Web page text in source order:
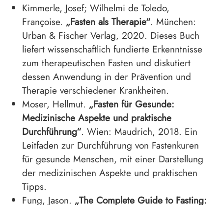
Kimmerle, Josef; Wilhelmi de Toledo,
Françoise. „Fasten als Therapie“. München:
Urban & Fischer Verlag, 2020. Dieses Buch
liefert wissenschaftlich fundierte Erkenntnisse
zum therapeutischen Fasten und diskutiert
dessen Anwendung in der Prävention und
Therapie verschiedener Krankheiten.
Moser, Hellmut. „Fasten für Gesunde:
Medizinische Aspekte und praktische
Durchführung“. Wien: Maudrich, 2018. Ein
Leitfaden zur Durchführung von Fastenkuren
für gesunde Menschen, mit einer Darstellung
der medizinischen Aspekte und praktischen
Tipps.
Fung, Jason. „The Complete Guide to Fasting: